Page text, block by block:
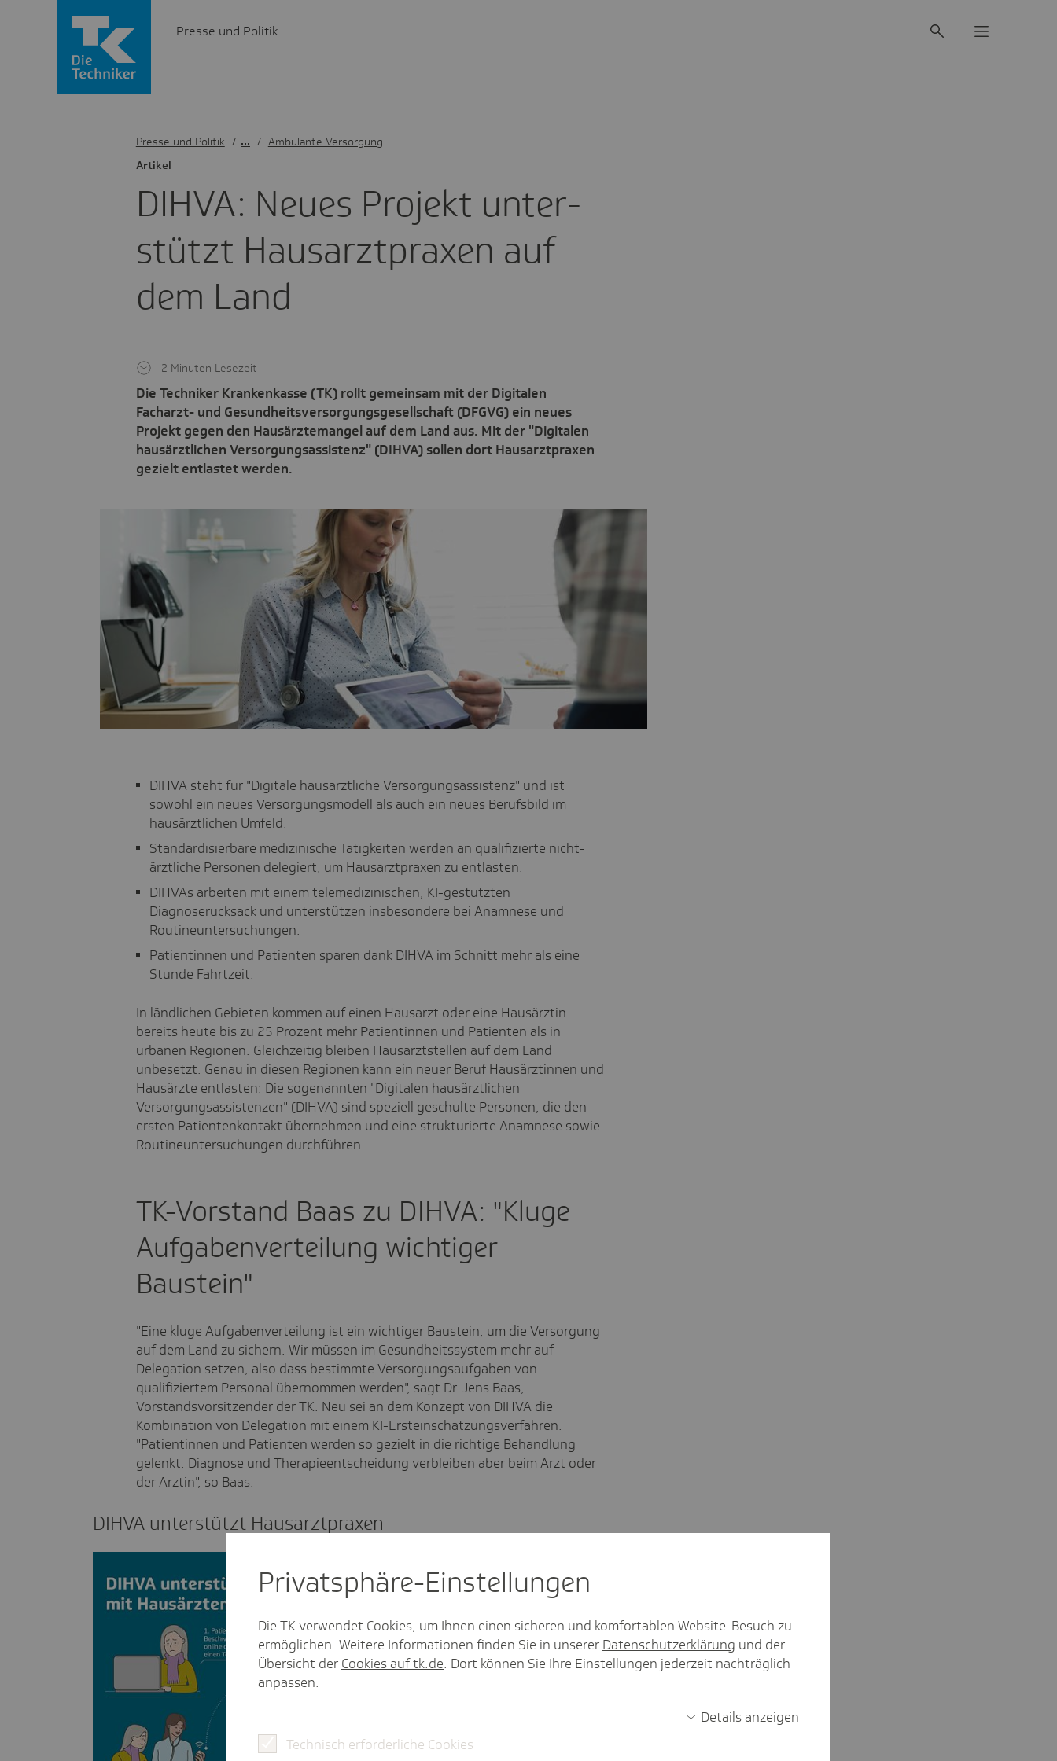
Presse und Politik
DIHVA: Neues Projekt unter­
stützt Haus­arzt­praxen auf
dem Land
Artikel
Die Techniker Krankenkasse (TK) rollt gemeinsam mit der Digitalen
Facharzt- und Gesundheitsversorgungsgesellschaft (DFGVG) ein neues
Projekt gegen den Hausärztemangel auf dem Land aus. Mit der "Digitalen
hausärztlichen Versorgungsassistenz" (DIHVA) sollen dort Hausarztpraxen
gezielt entlastet werden.
2 Minuten Lesezeit
Presse und Politik / Ambulante Versorgung
DIHVA steht für "Digitale hausärztliche Versorgungsassistenz" und ist
sowohl ein neues Versorgungsmodell als auch ein neues Berufsbild im
hausärztlichen Umfeld.
Standardisierbare medizinische Tätigkeiten werden an qualifizierte nicht-
ärztliche Personen delegiert, um Hausarztpraxen zu entlasten.
DIHVAs arbeiten mit einem telemedizinischen, KI-gestützten
Diagnoserucksack und unterstützen insbesondere bei Anamnese und
Routineuntersuchungen.
Patientinnen und Patienten sparen dank DIHVA im Schnitt mehr als eine
Stunde Fahrtzeit.
In ländlichen Gebieten kommen auf einen Hausarzt oder eine Hausärztin
bereits heute bis zu 25 Prozent mehr Patientinnen und Patienten als in
urbanen Regionen. Gleichzeitig bleiben Hausarztstellen auf dem Land
unbesetzt. Genau in diesen Regionen kann ein neuer Beruf Hausärztinnen und
Hausärzte entlasten: Die sogenannten "Digitalen hausärztlichen
Versorgungsassistenzen" (DIHVA) sind speziell geschulte Personen, die den
ersten Patientenkontakt übernehmen und eine strukturierte Anamnese sowie
Routineuntersuchungen durchführen.
TK-Vorstand Baas zu DIHVA: "Kluge
Aufgabenverteilung wichtiger
Baustein"
"Eine kluge Aufgabenverteilung ist ein wichtiger Baustein, um die Versorgung
auf dem Land zu sichern. Wir müssen im Gesundheitssystem mehr auf
Delegation setzen, also dass bestimmte Versorgungsaufgaben von
qualifiziertem Personal übernommen werden", sagt Dr. Jens Baas,
Vorstandsvorsitzender der TK. Neu sei an dem Konzept von DIHVA die
Kombination von Delegation mit einem KI-Ersteinschätzungsverfahren.
"Patientinnen und Patienten werden so gezielt in die richtige Behandlung
gelenkt. Diagnose und Therapieentscheidung verbleiben aber beim Arzt oder
der Ärztin", so Baas.
DIHVA unter­stützt Haus­arzt­praxen
Privat­sphäre-Einstel­lungen
Die TK verwendet Cookies, um Ihnen einen sicheren und komfortablen Website-Besuch zu
ermöglichen. Weitere Informationen finden Sie in unserer Datenschutzerklärung und der
Übersicht der Cookies auf tk.de. Dort können Sie Ihre Einstellungen jederzeit nachträglich
anpassen.
Details anzeigen
Technisch erforderliche Cookies